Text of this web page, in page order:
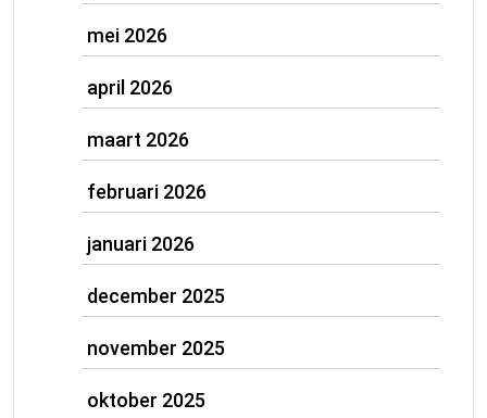
mei 2026
april 2026
maart 2026
februari 2026
januari 2026
december 2025
november 2025
oktober 2025